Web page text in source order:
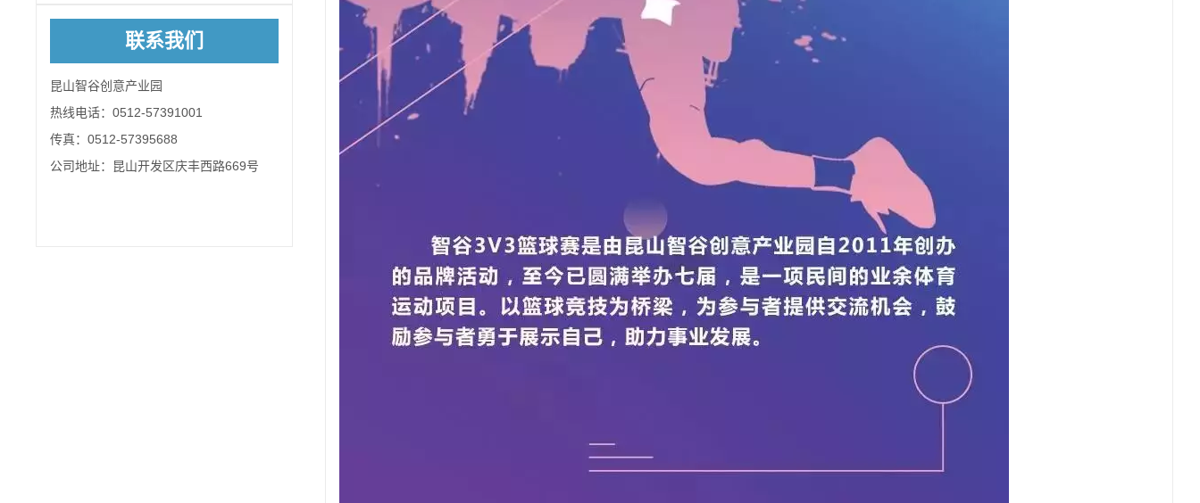
联系我们
昆山智谷创意产业园
热线电话：0512-57391001
传真：0512-57395688
公司地址：昆山开发区庆丰西路669号